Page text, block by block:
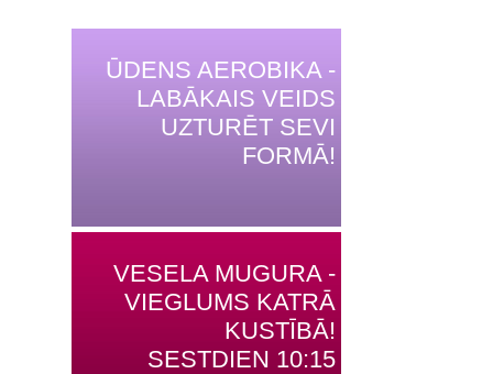
ŪDENS AEROBIKA -
LABĀKAIS VEIDS
UZTURĒT SEVI
FORMĀ!
VESELA MUGURA -
VIEGLUMS KATRĀ
KUSTĪBĀ!
SESTDIEN 10:15